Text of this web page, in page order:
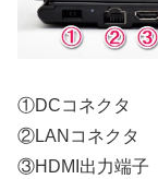
①DCコネクタ
②LANコネクタ
③HDMI出力端子